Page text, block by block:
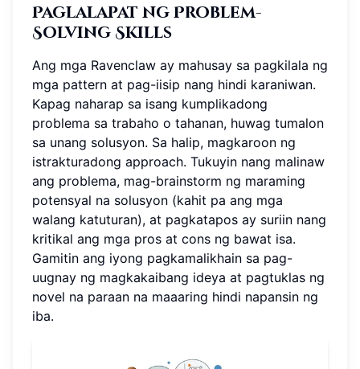
Paglalapat ng Problem-
Solving Skills
Ang mga Ravenclaw ay mahusay sa pagkilala ng
mga pattern at pag-iisip nang hindi karaniwan.
Kapag naharap sa isang kumplikadong
problema sa trabaho o tahanan, huwag tumalon
sa unang solusyon. Sa halip, magkaroon ng
istrakturadong approach. Tukuyin nang malinaw
ang problema, mag-brainstorm ng maraming
potensyal na solusyon (kahit pa ang mga
walang katuturan), at pagkatapos ay suriin nang
kritikal ang mga pros at cons ng bawat isa.
Gamitin ang iyong pagkamalikhain sa pag-
uugnay ng magkakaibang ideya at pagtuklas ng
novel na paraan na maaaring hindi napansin ng
iba.